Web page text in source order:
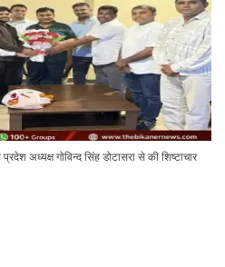
अध्यक्ष गोविन्द सिंह डोटासरा से की शिष्टाचार